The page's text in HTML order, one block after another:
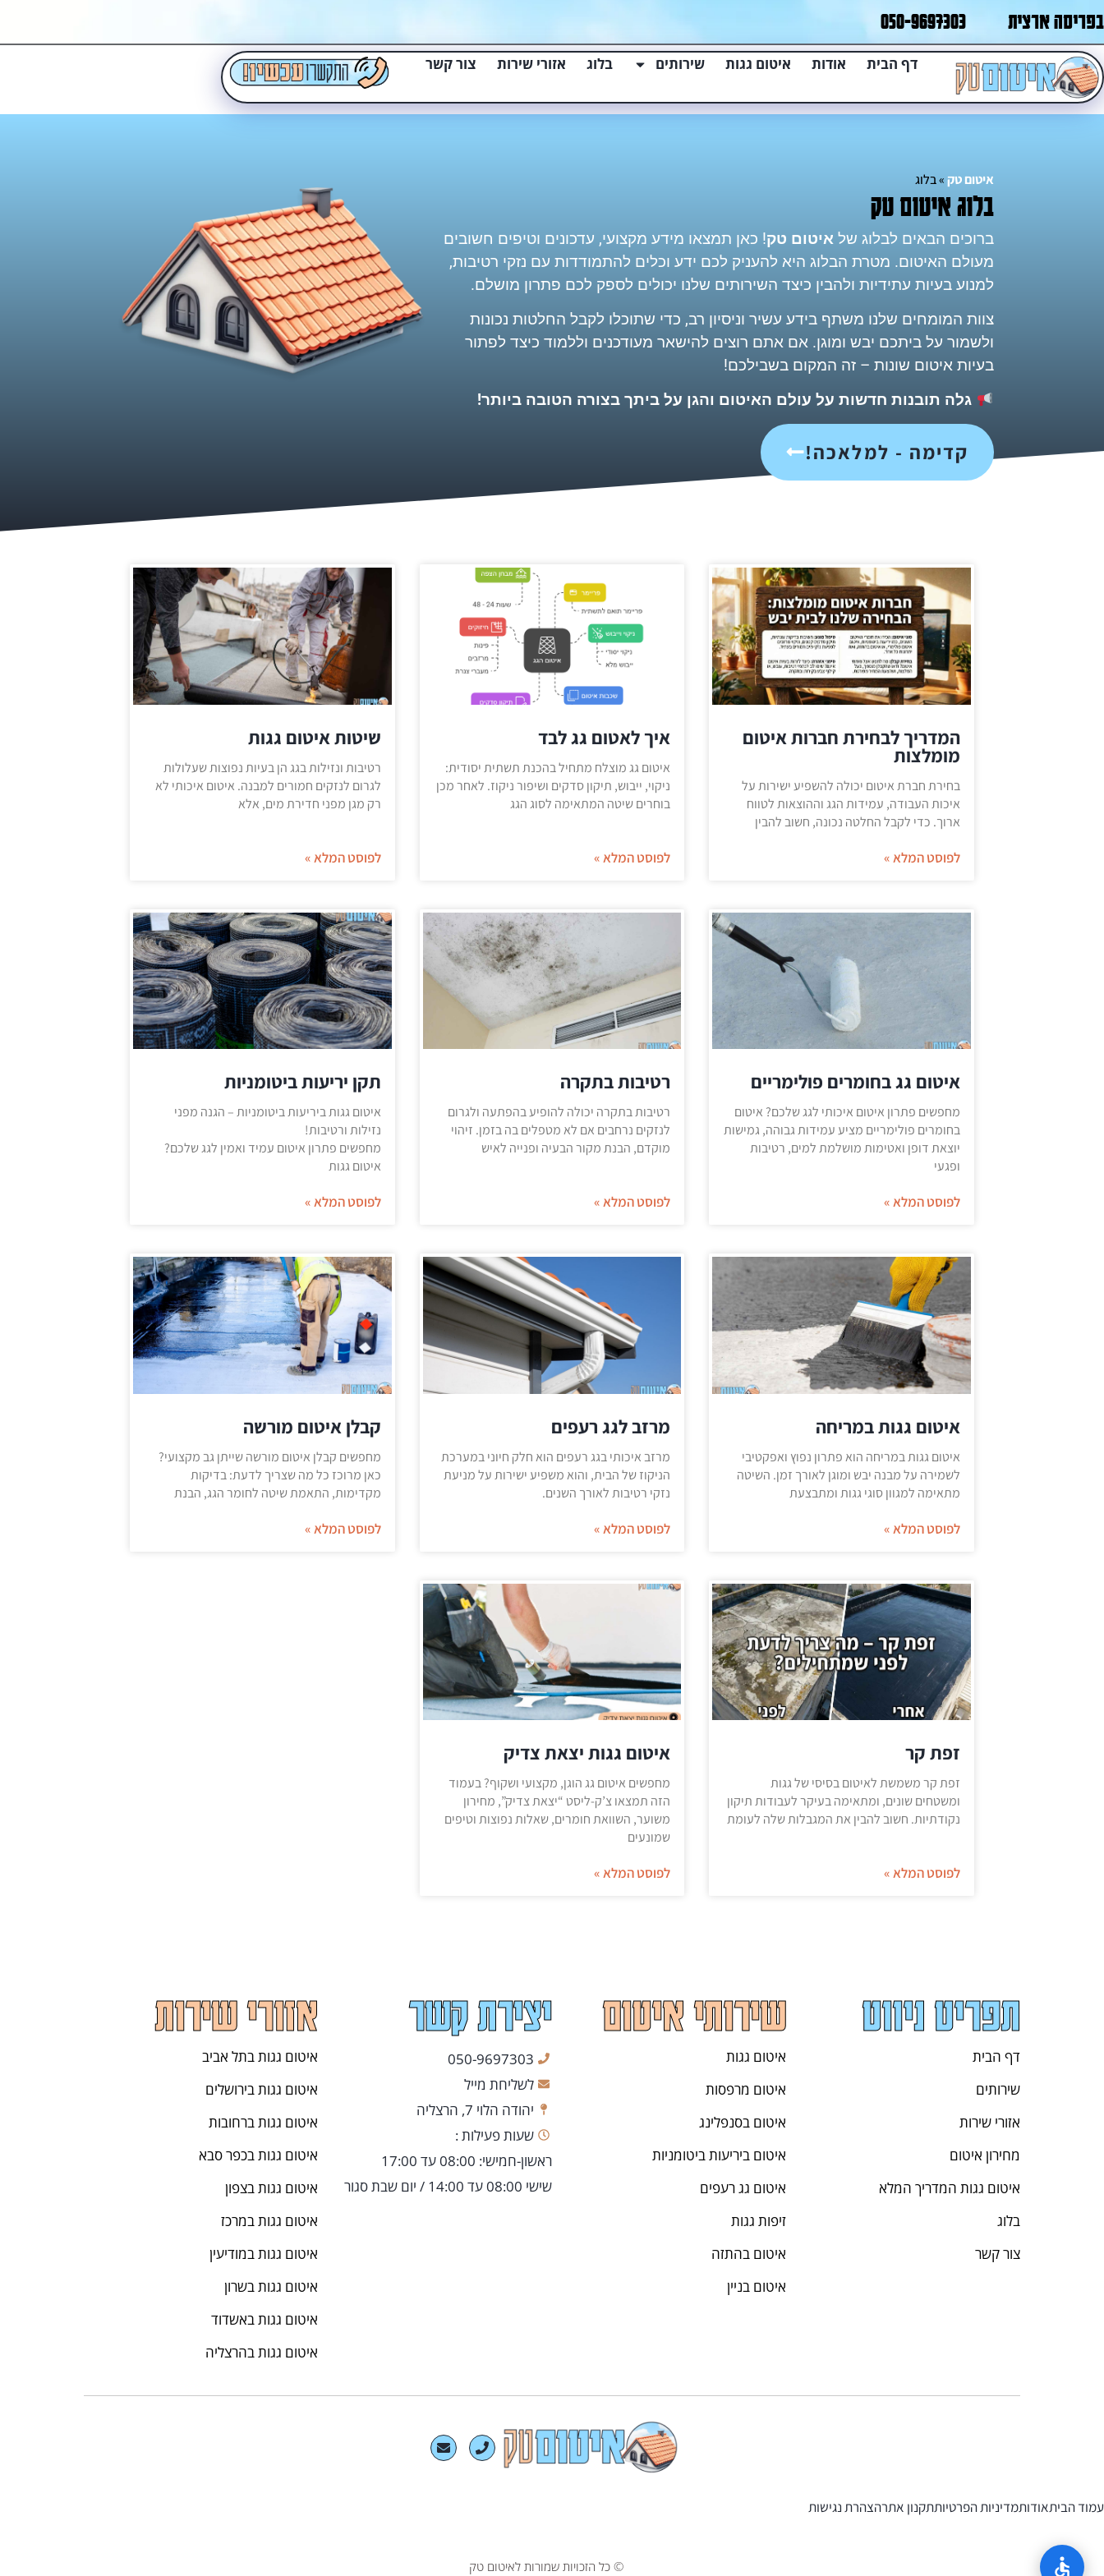
בפריסה ארצית 050-9697303
דף הבית אודות איטום גגות שירותים בלוג אזורי שירות צור קשר
איטום טק»בלוג
בלוג איטום טק
ברוכים הבאים לבלוג שלאיטום טק! כאן תמצאו מידע מקצועי, עדכונים וטיפים חשובים
מעולם האיטום. מטרת הבלוג היא להעניק לכם ידע וכלים להתמודדות עם נזקי רטיבות,
למנוע בעיות עתידיות ולהבין כיצד השירותים שלנו יכולים לספק לכם פתרון מושלם.
צוות המומחים שלנו משתף בידע עשיר וניסיון רב, כדי שתוכלו לקבל החלטות נכונות
ולשמור על ביתכם יבש ומוגן. אם אתם רוצים להישאר מעודכנים וללמוד כיצד לפתור
בעיות איטום שונות – זה המקום בשבילכם!
גלה תובנות חדשות על עולם האיטום והגן על ביתך בצורה הטובה ביותר!
קדימה - למלאכה!
המדריך לבחירת חברות איטום
מומלצות
בחירת חברת איטום יכולה להשפיע ישירות על
איכות העבודה, עמידות הגג וההוצאות לטווח
ארוך. כדי לקבל החלטה נכונה, חשוב להבין
לפוסט המלא »
איך לאטום גג לבד
איטום גג מוצלח מתחיל בהכנת תשתית יסודית:
ניקוי, ייבוש, תיקון סדקים ושיפור ניקוז. לאחר מכן
בוחרים שיטה המתאימה לסוג הגג
לפוסט המלא »
שיטות איטום גגות
רטיבות ונזילות בגג הן בעיות נפוצות שעלולות
לגרום לנזקים חמורים למבנה. איטום איכותי לא
רק מגן מפני חדירת מים, אלא
לפוסט המלא »
איטום גג בחומרים פולימריים
מחפשים פתרון איטום איכותי לגג שלכם? איטום
בחומרים פולימריים מציע עמידות גבוהה, גמישות
יוצאת דופן ואטימות מושלמת למים, רטיבות
ופגעי
לפוסט המלא »
רטיבות בתקרה
רטיבות בתקרה יכולה להופיע בהפתעה ולגרום
לנזקים נרחבים אם לא מטפלים בה בזמן. זיהוי
מוקדם, הבנת מקור הבעיה ופנייה לאיש
לפוסט המלא »
תקן יריעות ביטומניות
איטום גגות ביריעות ביטומניות – הגנה מפני
נזילות ורטיבות!
מחפשים פתרון איטום עמיד ואמין לגג שלכם?
איטום גגות
לפוסט המלא »
איטום גגות במריחה
איטום גגות במריחה הוא פתרון נפוץ ואפקטיבי
לשמירה על מבנה יבש ומוגן לאורך זמן. השיטה
מתאימה למגוון סוגי גגות ומתבצעת
לפוסט המלא »
מרזב לגג רעפים
מרזב איכותי בגג רעפים הוא חלק חיוני במערכת
הניקוז של הבית, והוא משפיע ישירות על מניעת
נזקי רטיבות לאורך השנים.
לפוסט המלא »
קבלן איטום מורשה
מחפשים קבלן איטום מורשה שייתן גב מקצועי?
כאן מרוכז כל מה שצריך לדעת: בדיקות
מקדימות, התאמת שיטה לחומר הגג, הבנת
לפוסט המלא »
זפת קר
זפת קר משמשת לאיטום בסיסי של גגות
ומשטחים שונים, ומתאימה בעיקר לעבודות תיקון
נקודתיות. חשוב להבין את המגבלות שלה לעומת
לפוסט המלא »
איטום גגות יצאת צדיק
מחפשים איטום גג הוגן, מקצועי ושקוף? בעמוד
הזה תמצאו צ’ק-ליסט “יצאת צדיק”, מחירון
משוער, השוואת חומרים, שאלות נפוצות וטיפים
שמונעים
לפוסט המלא »
תפריט ניווט
דף הבית
שירותים
אזורי שירות
מחירון איטום
איטום גגות המדריך המלא
בלוג
צור קשר
שירותי איטום
איטום גגות
איטום מרפסות
איטום בסנפלינג
איטום ביריעות ביטומניות
איטום גג רעפים
זיפות גגות
איטום בהתזה
איטום בניין
יצירת קשר
050-9697303
לשליחת מייל
יהודה הלוי 7, הרצליה
שעות פעילות :
ראשון-חמישי: 08:00 עד 17:00
שישי 08:00 עד 14:00 / יום שבת סגור
אזורי שירות
איטום גגות בתל אביב
איטום גגות בירושלים
איטום גגות ברחובות
איטום גגות בכפר סבא
איטום גגות בצפון
איטום גגות במרכז
איטום גגות במודיעין
איטום גגות בשרון
איטום גגות באשדוד
איטום גגות בהרצליה
עמוד הביתאודותמדיניות הפרטיותתקנון אתרהצהרת נגישות
© כל הזכויות שמורות לאיטום טק